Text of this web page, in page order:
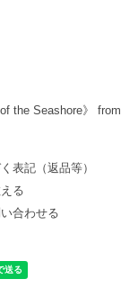
the Seashore》 from
表記（返品等）
る
合わせる